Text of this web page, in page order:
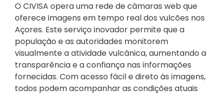
O CIVISA opera uma rede de câmaras web que
oferece imagens em tempo real dos vulcões nos
Açores. Este serviço inovador permite que a
população e as autoridades monitorem
visualmente a atividade vulcânica, aumentando a
transparência e a confiança nas informações
fornecidas. Com acesso fácil e direto às imagens,
todos podem acompanhar as condições atuais